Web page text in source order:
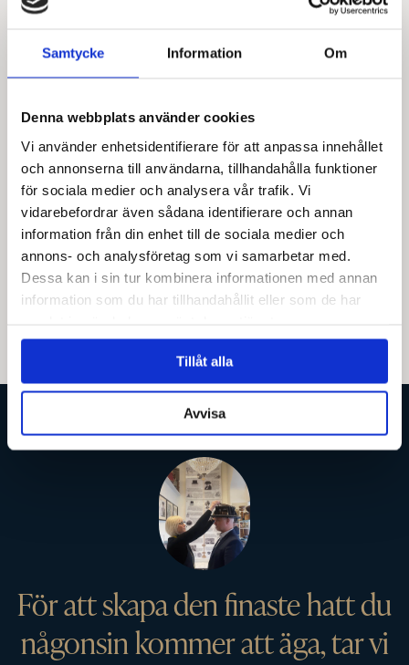
Samtycke Information Om
Denna webbplats använder cookies
Vi använder enhetsidentifierare för att anpassa innehållet
och annonserna till användarna, tillhandahålla funktioner
för sociala medier och analysera vår trafik. Vi
vidarebefordrar även sådana identifierare och annan
information från din enhet till de sociala medier och
annons- och analysföretag som vi samarbetar med.
Dessa kan i sin tur kombinera informationen med annan
information som du har tillhandahållit eller som de har
Tillåt alla
Avvisa
22 augusti, 2018
Artikel i Teknik Historia om
hattmakaryket!
För att skapa den finaste hatt du
någonsin kommer att äga, tar vi